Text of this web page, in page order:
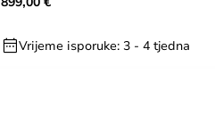
Vrijeme isporuke: 3 - 4 tjedna